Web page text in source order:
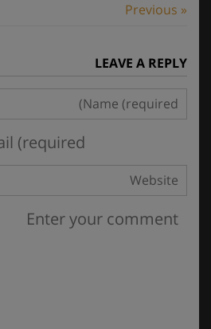
« Previous
LEAVE A REPLYלכם מסר אישי